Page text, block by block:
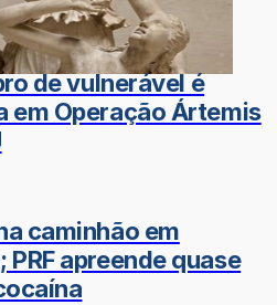
de vulnerável é
em Operação Ártemis
caminhão em
apreende quase